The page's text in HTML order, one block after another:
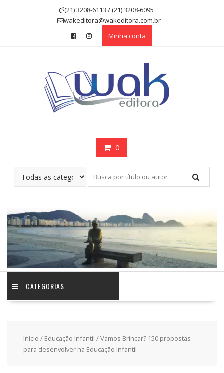
(21) 3208-6113 / (21) 3208-6095
wakeditora@wakeditora.com.br
Minha conta
0
CATEGORIAS
Início / Educação Infantil / Vamos Brincar? 150 propostas
para desenvolver na Educação Infantil